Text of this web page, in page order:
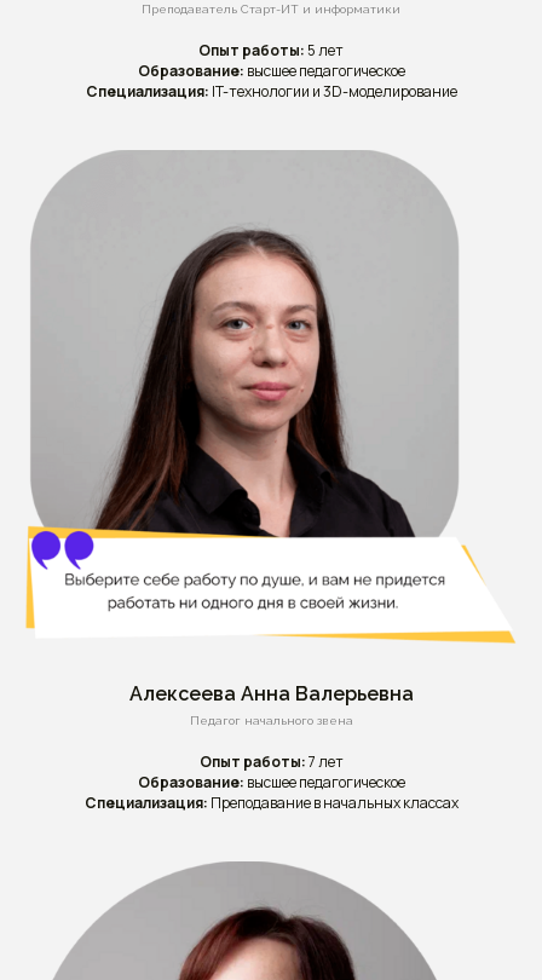
Преподаватель Старт-ИТ и информатики
Опыт работы: 5 лет
Образование: высшее педагогическое
Специализация: IT-технологии и 3D-моделирование
Алексеева Анна Валерьевна
Педагог начального звена
Опыт работы:7 лет
Образование: высшее педагогическое
Специализация: Преподавание в начальных классах